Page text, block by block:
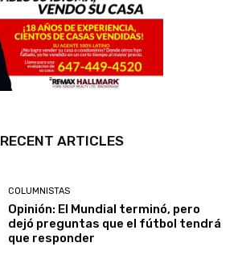
RECENT ARTICLES
Opinión: El Mundial terminó, pero
dejó preguntas que el fútbol tendrá
que responder